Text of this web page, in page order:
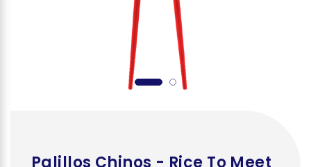
Palillos Chinos - Rice To Meet